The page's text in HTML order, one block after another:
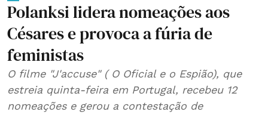
Polanksi lidera nomeações aos
Césares e provoca a fúria de
feministas
O filme "J'accuse" ( O Oficial e o Espião), que
estreia quinta-feira em Portugal, recebeu 12
nomeações e gerou a contestação de